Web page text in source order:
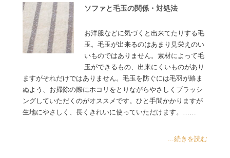
ソファと毛玉の関係・対処法
お洋服などに気づくと出来てたりする毛
玉。毛玉が出来るのはあまり見栄えのい
いものではありません。素材によって毛
玉ができるもの、出来にくいものがあり
ますがそれだけではありません。毛玉を防ぐには毛羽が絡ま
ぬよう、お掃除の際にホコリをとりながらやさしくブラッシ
ングしていただくのがオススメです。ひと手間かかりますが
生地にやさしく、長くきれいに使っていただけます。……
...続きを読む